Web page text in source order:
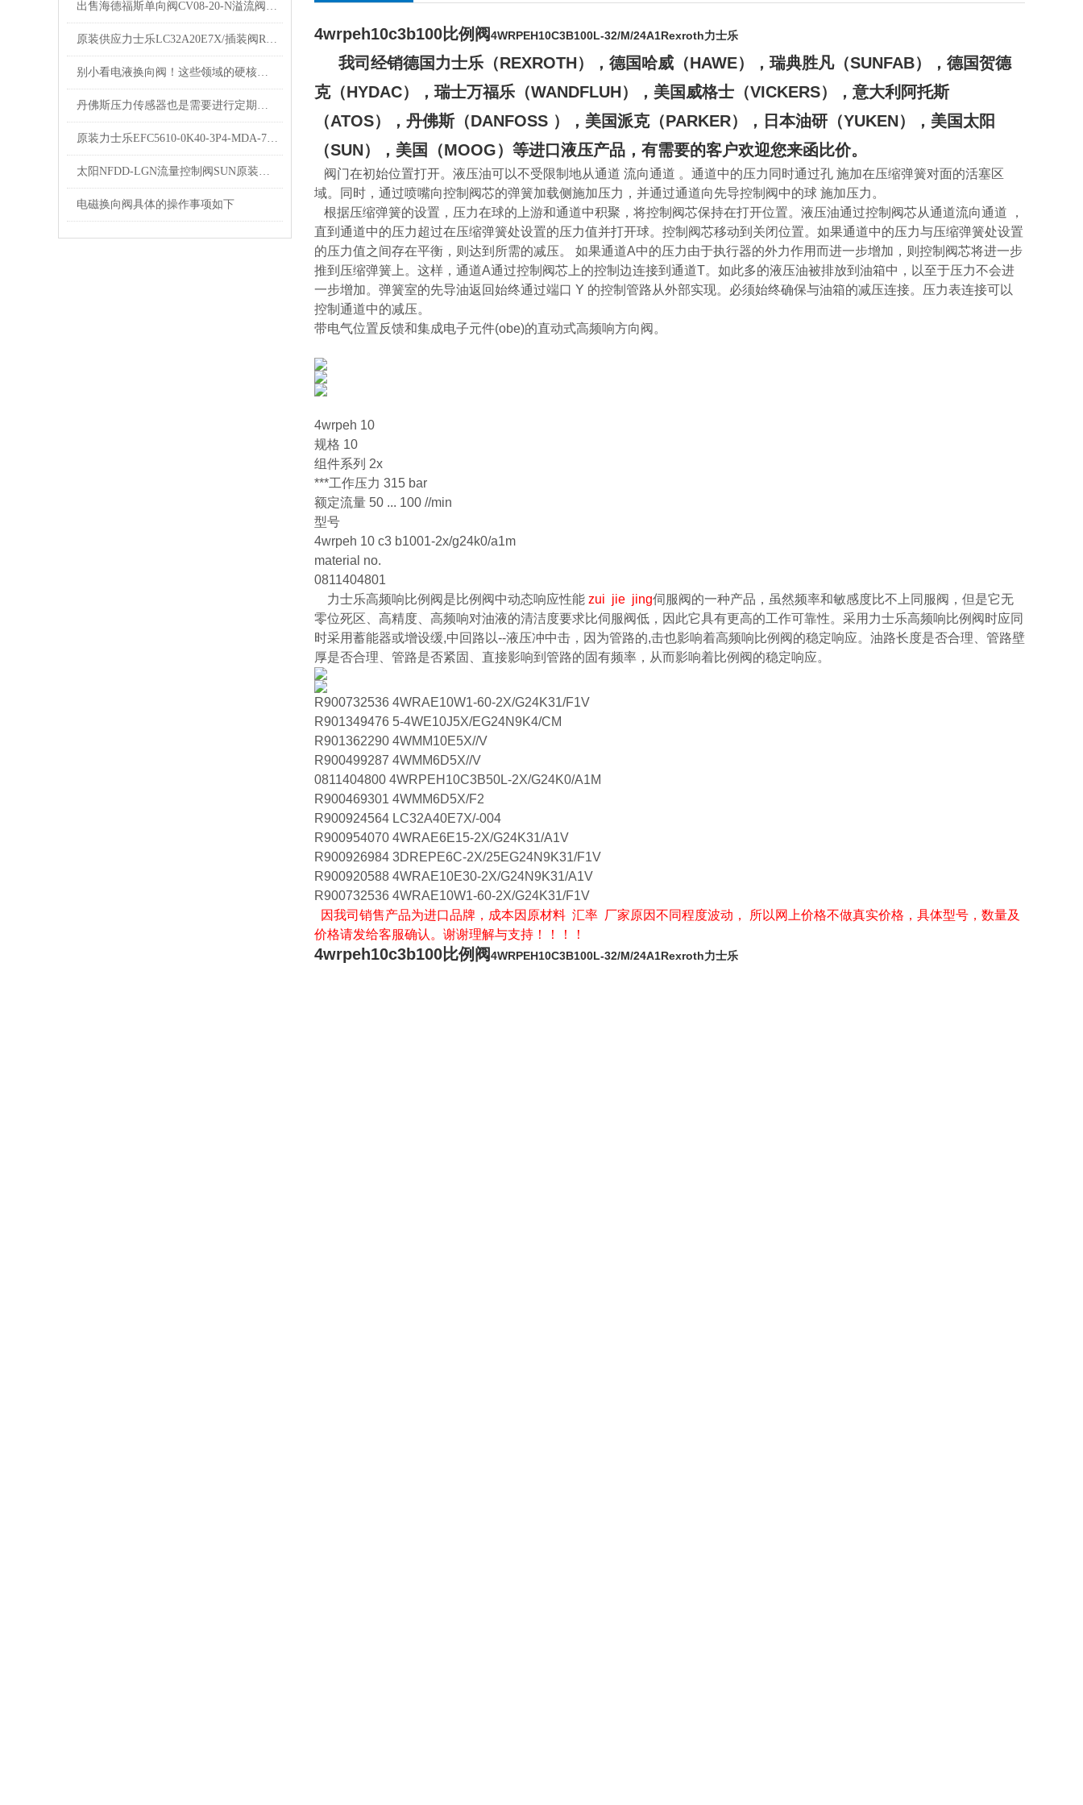
出售海德福斯单向阀CV08-20-N溢流阀HYDRAFORCE
原装供应力士乐LC32A20E7X/插装阀R900906337
别小看电液换向阀！这些领域的硬核应用，远超你的想象
丹佛斯压力传感器也是需要进行定期维护与检查的
原装力士乐EFC5610-0K40-3P4-MDA-7P变频器现货出售
太阳NFDD-LGN流量控制阀SUN原装出售
电磁换向阀具体的操作事项如下
4wrpeh10c3b100比例阀4WRPEH10C3B100L-32/M/24A1Rexroth力士乐
我司经销德国力士乐（REXROTH），德国哈威（HAWE），瑞典胜凡（SUNFAB），德国贺德
克（HYDAC），瑞士万福乐（WANDFLUH），美国威格士（VICKERS），意大利阿托斯
（ATOS），丹佛斯（DANFOSS ），美国派克（PARKER），日本油研（YUKEN），美国太阳
（SUN），美国（MOOG）等进口液压产品，有需要的客户欢迎您来函比价。
阀门在初始位置打开。液压油可以不受限制地从通道 流向通道 。通道中的压力同时通过孔 施加在压缩弹簧对面的活塞区
域。同时，通过喷嘴向控制阀芯的弹簧加载侧施加压力，并通过通道向先导控制阀中的球 施加压力。
根据压缩弹簧的设置，压力在球的上游和通道中积聚，将控制阀芯保持在打开位置。液压油通过控制阀芯从通道流向通道 ，
直到通道中的压力超过在压缩弹簧处设置的压力值并打开球。控制阀芯移动到关闭位置。如果通道中的压力与压缩弹簧处设置
的压力值之间存在平衡，则达到所需的减压。 如果通道A中的压力由于执行器的外力作用而进一步增加，则控制阀芯将进一步
推到压缩弹簧上。这样，通道A通过控制阀芯上的控制边连接到通道T。如此多的液压油被排放到油箱中，以至于压力不会进
一步增加。弹簧室的先导油返回始终通过端口 Y 的控制管路从外部实现。必须始终确保与油箱的减压连接。压力表连接可以
控制通道中的减压。
带电气位置反馈和集成电子元件(obe)的直动式高频响方向阀。
4wrpeh 10
规格 10
组件系列 2x
***工作压力 315 bar
额定流量 50 ... 100 //min
型号
4wrpeh 10 c3 b1001-2x/g24k0/a1m
material no.
0811404801
力士乐高频响比例阀是比例阀中动态响应性能 zui jie jing伺服阀的一种产品，虽然频率和敏感度比不上同服阀，但是它无
零位死区、高精度、高频响对油液的清洁度要求比伺服阀低，因此它具有更高的工作可靠性。采用力士乐高频响比例阀时应同
时采用蓄能器或增设缓,中回路以--液压冲中击，因为管路的,击也影响着高频响比例阀的稳定响应。油路长度是否合理、管路壁
厚是否合理、管路是否紧固、直接影响到管路的固有频率，从而影响着比例阀的稳定响应。
R900732536 4WRAE10W1-60-2X/G24K31/F1V
R901349476 5-4WE10J5X/EG24N9K4/CM
R901362290 4WMM10E5X//V
R900499287 4WMM6D5X//V
0811404800 4WRPEH10C3B50L-2X/G24K0/A1M
R900469301 4WMM6D5X/F2
R900924564 LC32A40E7X/-004
R900954070 4WRAE6E15-2X/G24K31/A1V
R900926984 3DREPE6C-2X/25EG24N9K31/F1V
R900920588 4WRAE10E30-2X/G24N9K31/A1V
R900732536 4WRAE10W1-60-2X/G24K31/F1V
因我司销售产品为进口品牌，成本因原材料 汇率 厂家原因不同程度波动， 所以网上价格不做真实价格，具体型号，数量及
价格请发给客服确认。谢谢理解与支持！！！！
4wrpeh10c3b100比例阀4WRPEH10C3B100L-32/M/24A1Rexroth力士乐